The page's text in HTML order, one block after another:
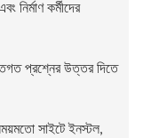
নির্মাণ কর্মীদের
প্রশ্নের উত্তর দিতে
সাইটে ইনস্টল,